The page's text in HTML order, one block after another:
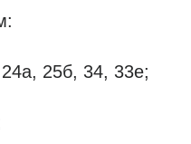
25б, 34, 33е;